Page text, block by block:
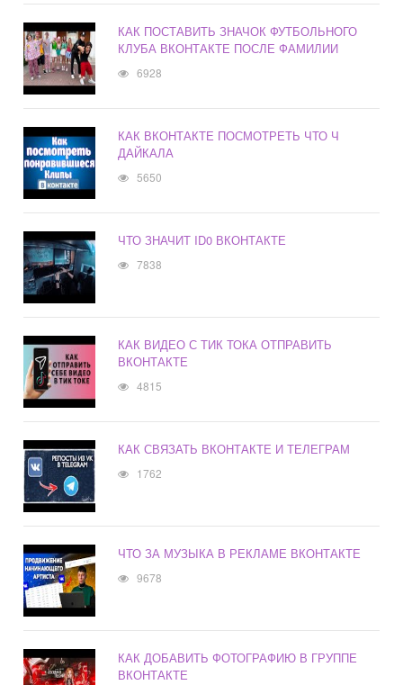
КАК ПОСТАВИТЬ ЗНАЧОК ФУТБОЛЬНОГО
КЛУБА ВКОНТАКТЕ ПОСЛЕ ФАМИЛИИ
6928
КАК ВКОНТАКТЕ ПОСМОТРЕТЬ ЧТО Ч
ДАЙКАЛА
5650
ЧТО ЗНАЧИТ ID0 ВКОНТАКТЕ
7838
КАК ВИДЕО С ТИК ТОКА ОТПРАВИТЬ
ВКОНТАКТЕ
4815
КАК СВЯЗАТЬ ВКОНТАКТЕ И ТЕЛЕГРАМ
1762
ЧТО ЗА МУЗЫКА В РЕКЛАМЕ ВКОНТАКТЕ
9678
КАК ДОБАВИТЬ ФОТОГРАФИЮ В ГРУППЕ
ВКОНТАКТЕ